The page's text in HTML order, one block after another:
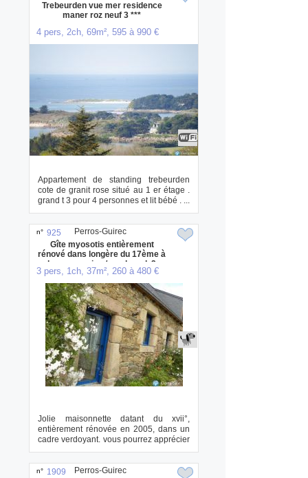
Trebeurden vue mer residence
maner roz neuf 3 ***
4 pers, 2ch, 69m², 595 à 990 €
Appartement de standing trebeurden
cote de granit rose situé au 1 er étage .
grand t 3 pour 4 personnes et lit bébé . ...
n° 925
Gîte myosotis entièrement
rénové dans longère du 17ème à
louer semaine / week-end. 2
autres gîtes sont visibles sur
notre site
3 pers, 1ch, 37m², 260 à 480 €
Jolie maisonnette datant du xvii°,
entièrement rénovée en 2005, dans un
cadre verdoyant. vous pourrez apprécier
calme et...
Perros-Guirec
n° 1909
Perros-Guirec